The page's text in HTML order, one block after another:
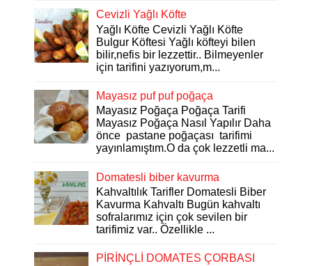
Cevizli Yağlı Köfte
Yağlı Köfte Cevizli Yağlı Köfte
Bulgur Köftesi Yağlı köfteyi bilen
bilir,nefis bir lezzettir.. Bilmeyenler
için tarifini yazıyorum,m...
Mayasız puf puf poğaça
Mayasız Poğaça Poğaça Tarifi
Mayasız Poğaça Nasıl Yapılır Daha
önce pastane poğaçası tarifimi
yayınlamıştım.O da çok lezzetli ma...
Domatesli biber kavurma
Kahvaltılık Tarifler Domatesli Biber
Kavurma Kahvaltı Bugün kahvaltı
sofralarımız için çok sevilen bir
tarifimiz var.. Özellikle ...
PİRİNÇLİ DOMATES ÇORBASI